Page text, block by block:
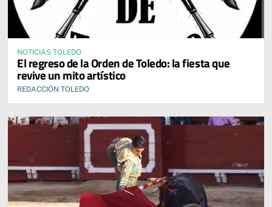
NOTICIAS TOLEDO
El regreso de la Orden de Toledo: la fiesta que
revive un mito artístico
REDACCIÓN TOLEDO